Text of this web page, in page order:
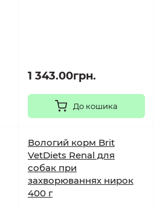
1 343.00грн.
До кошика
Вологий корм Brit
VetDiets Renal для
собак при
захворюваннях нирок
400 г